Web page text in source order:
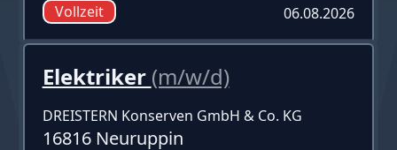
Vollzeit 06.08.2026
Elektriker (m/w/d)
DREISTERN Konserven GmbH & Co. KG
16816 Neuruppin